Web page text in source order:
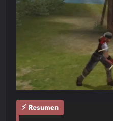
⚡ Resumen